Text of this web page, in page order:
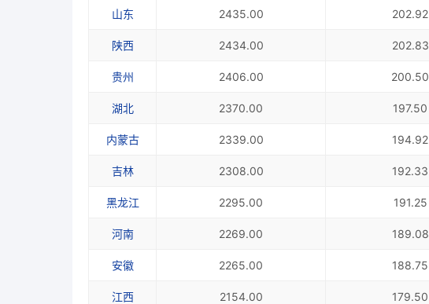
山东 2435.00 202.92
陕西 2434.00 202.83
贵州 2406.00 200.50
湖北 2370.00 197.50
内蒙古 2339.00 194.92
吉林 2308.00 192.33
黑龙江 2295.00 191.25
河南 2269.00 189.08
安徽 2265.00 188.75
江西 2154.00 179.50